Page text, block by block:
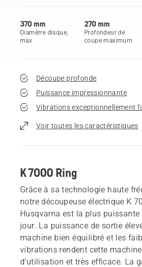
370 mm
Diamètre disque,
max
270 mm
Profondeur de
coupe maximum
Découpe profonde
Puissance impressionnante
Vibrations exceptionnellement
Voir toutes les caractéristiques
K 7000 Ring
Grâce à sa technologie haute
notre découpeuse électrique K
Husqvarna est la plus puissante
jour. La puissance de sortie
machine bien équilibré et les
vibrations rendent cette
d'utilisation et très efficace. La